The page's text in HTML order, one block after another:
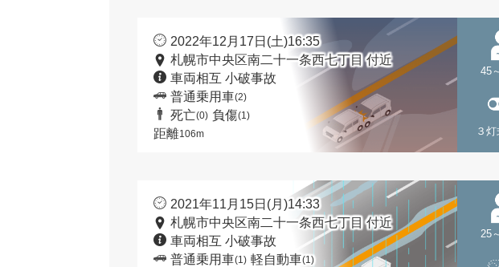
2022年12月17日(土)16:35
札幌市中央区南二十一条西七丁目 付近
車両相互 小破事故
普通乗用車(2)
死亡(0) 負傷(1)
距離106m
45
３
2021年11月15日(月)14:33
札幌市中央区南二十一条西七丁目 付近
車両相互 小破事故
普通乗用車(1) 軽自動車(1)
25